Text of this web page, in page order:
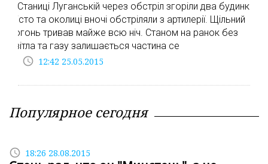
У Станиці Луганській через обстріл згоріли два будинки.
Місто та околиці вночі обстріляли з артилерії. Щільний
вогонь тривав майже всю ніч. Станом на ранок без
світла та газу залишається частина се
access_time 12:42 25.05.2015
Популярное сегодня
access_time 18:26 28.08.2015